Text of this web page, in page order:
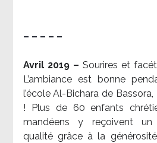
– – – – –
Avril 2019 – Sourires et
L’ambiance est bonne
l’école Al-Bichara de Bassora,
! Plus de 60 enfants
mandéens y reçoivent un
qualité grâce à la